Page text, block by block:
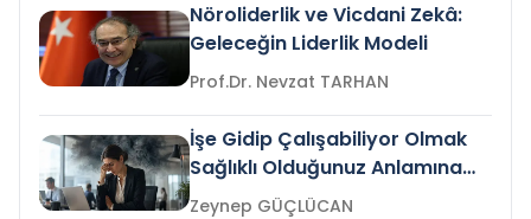
Nöroliderlik ve Vicdani Zekâ:
Geleceğin Liderlik Modeli
Prof.Dr. Nevzat TARHAN
İşe Gidip Çalışabiliyor Olmak
Sağlıklı Olduğunuz Anlamına
Gelir mi?Zeynep GÜÇLÜCAN